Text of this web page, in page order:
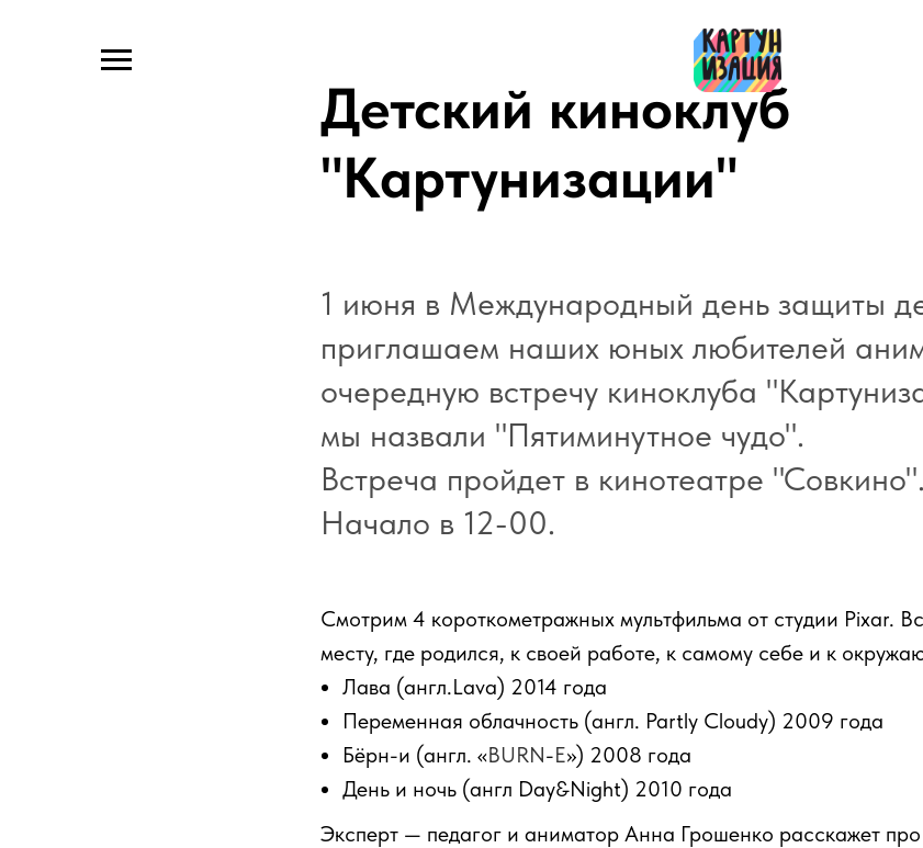
Детский киноклуб
"Картунизации"
1 июня в Международный день защиты
приглашаем наших юных любителей
очередную встречу киноклуба
мы назвали "Пятиминутное чудо".
Встреча пройдет в кинотеатре "Совкино".
Начало в 12-00.
Смотрим 4 короткометражных мультфильма от студии Pixar.
месту, где родился, к своей работе, к самому себе и к
Лава (англ.Lava) 2014 года
Переменная облачность (англ. Partly Cloudy) 2009 года
Бёрн-и (англ. «BURN-E») 2008 года
День и ночь (англ Day&Night) 2010 года
Эксперт — педагог и аниматор Анна Грошенко расскажет про